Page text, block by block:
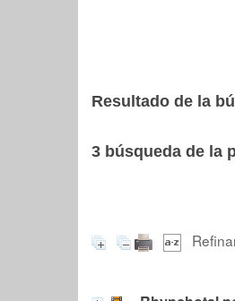
Resultado de la
3 búsqueda de la